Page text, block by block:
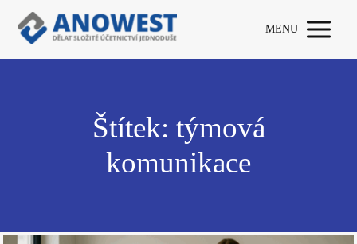
MENU
Štítek: týmová
komunikace